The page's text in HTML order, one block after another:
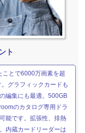
ト
とで6000万画素を超
グラフィックカードも
編集にも最適。500GB
のカタログ専用ドラ
能です。拡張性、排熱
内蔵カードリーダーは